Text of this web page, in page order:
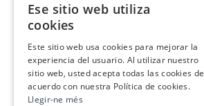
Ese sitio web utiliza
cookies
Este sitio web usa cookies para mejorar la
experiencia del usuario. Al utilizar nuestro
sitio web, usted acepta todas las cookies de
acuerdo con nuestra Política de cookies.
Llegir-ne més